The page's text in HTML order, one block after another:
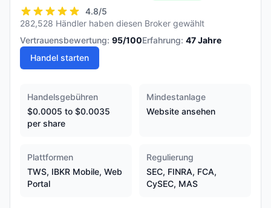
4.8/5
282,528 Händler haben diesen Broker gewählt
Vertrauensbewertung: 95/100Erfahrung: 47Jahre
Handel starten
Handelsgebühren
$0.0005 to $0.0035
per share
Mindestanlage
Website ansehen
Plattformen
TWS, IBKR Mobile, Web
Portal
Regulierung
SEC, FINRA, FCA,
CySEC, MAS